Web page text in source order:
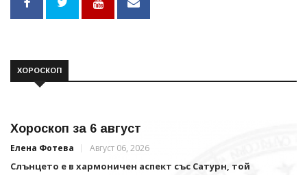
ХОРОСКОП
Хороскоп за 6 август
Елена Фотева Август 06, 2026
Слънцето е в хармоничен аспект със Сатурн, той